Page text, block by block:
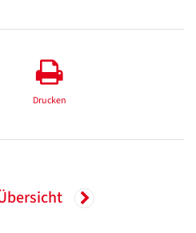
Drucken